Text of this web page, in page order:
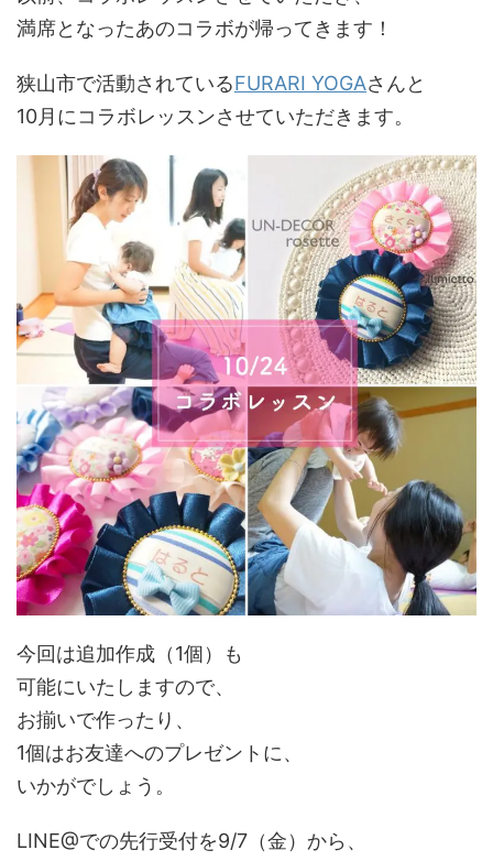
満席となったあのコラボが帰ってきます！
狭山市で活動されているFURARI YOGAさんと
10月にコラボレッスンさせていただきます。
今回は追加作成（1個）も
可能にいたしますので、
お揃いで作ったり、
1個はお友達へのプレゼントに、
いかがでしょう。
LINE@での先行受付を9/7（金）から、